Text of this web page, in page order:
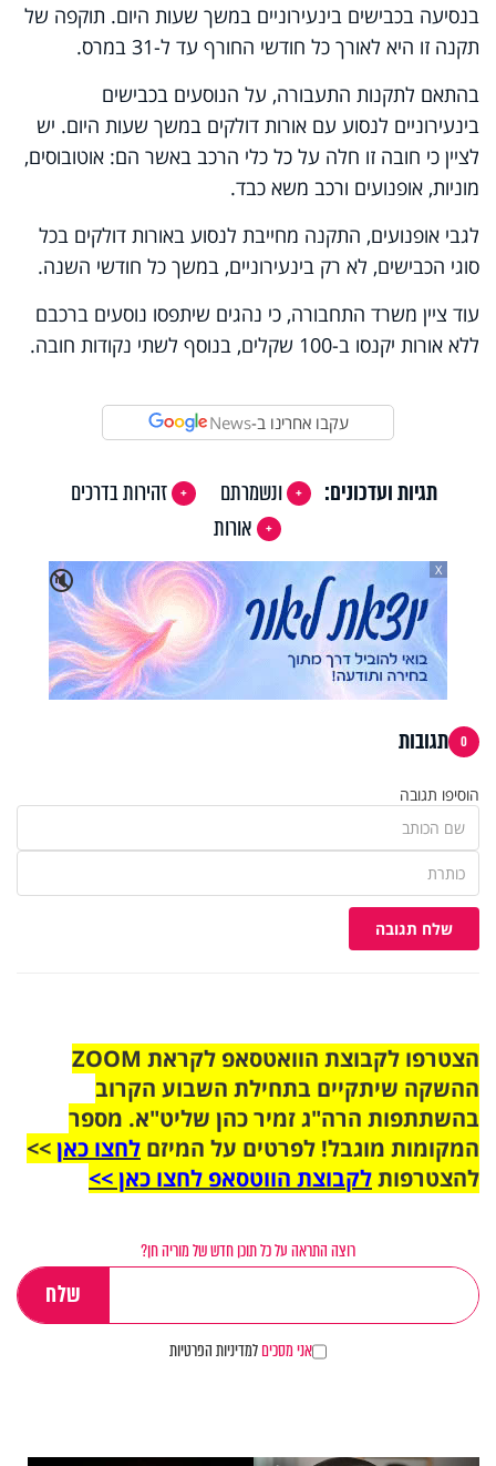
בנסיעה בכבישים בינעירוניים במשך שעות היום. תוקפה של
תקנה זו היא לאורך כל חודשי החורף עד ל-31 במרס.
בהתאם לתקנות התעבורה, על הנוסעים בכבישים
בינעירוניים לנסוע עם אורות דולקים במשך שעות היום. יש
לציין כי חובה זו חלה על כל כלי הרכב באשר הם: אוטובוסים,
מוניות, אופנועים ורכב משא כבד.
לגבי אופנועים, התקנה מחייבת לנסוע באורות דולקים בכל
סוגי הכבישים, לא רק בינעירוניים, במשך כל חודשי השנה.
עוד ציין משרד התחבורה, כי נהגים שיתפסו נוסעים ברכבם
ללא אורות יקנסו ב-100 שקלים, בנוסף לשתי נקודות חובה.
עקבו אחרינו ב-News
תגיות ועדכונים: ונשמרתם
זהירות בדרכים
אורות
🔇
X
0 תגובות
הוסיפו תגובה
שלח תגובה
הצטרפו לקבוצת הוואטסאפ לקראת ZOOM
ההשקה שיתקיים בתחילת השבוע הקרוב
בהשתתפות הרה"ג זמיר כהן שליט"א. מספר
המקומות מוגבל! לפרטים על המיזם לחצו כאן>>
להצטרפותלקבוצת הווטסאפ לחצו כאן >>
רוצה התראה על כל תוכן חדש של מוריה חן?
אני מסכיםלמדיניות הפרטיות